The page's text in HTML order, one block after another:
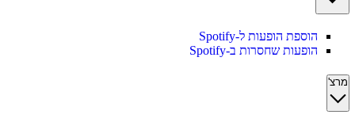
הוספת הופעות ל-Spotify
הופעות שחסרות ב-Spotify
מרצ'